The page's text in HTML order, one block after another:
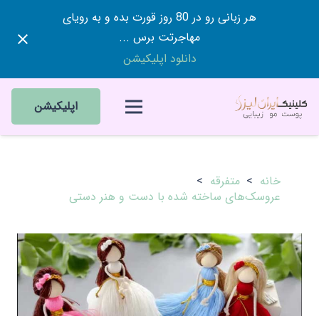
هر زبانی رو در 80 روز قورت بده و به رویای
مهاجرتت برس ...
دانلود اپلیکیشن
اپلیکیشن
خانه > متفرقه >
عروسک‌های ساخته شده با دست و هنر دستی